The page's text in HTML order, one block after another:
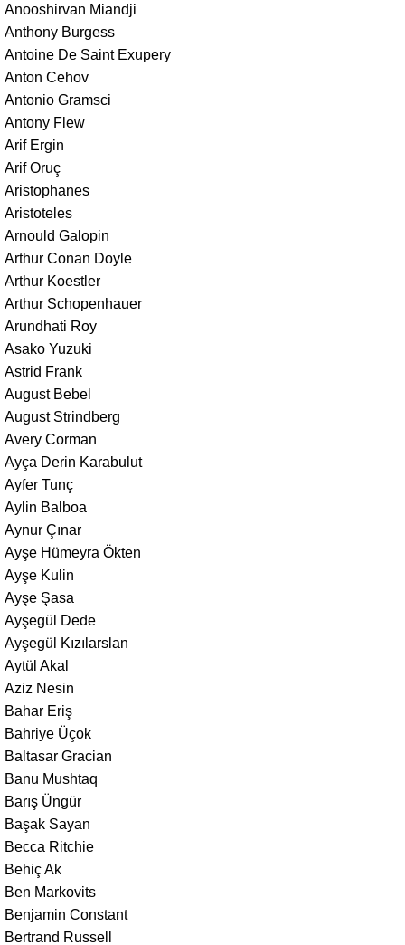
Anooshirvan Miandji
Anthony Burgess
Antoine De Saint Exupery
Anton Cehov
Antonio Gramsci
Antony Flew
Arif Ergin
Arif Oruç
Aristophanes
Aristoteles
Arnould Galopin
Arthur Conan Doyle
Arthur Koestler
Arthur Schopenhauer
Arundhati Roy
Asako Yuzuki
Astrid Frank
August Bebel
August Strindberg
Avery Corman
Ayça Derin Karabulut
Ayfer Tunç
Aylin Balboa
Aynur Çınar
Ayşe Hümeyra Ökten
Ayşe Kulin
Ayşe Şasa
Ayşegül Dede
Ayşegül Kızılarslan
Aytül Akal
Aziz Nesin
Bahar Eriş
Bahriye Üçok
Baltasar Gracian
Banu Mushtaq
Barış Üngür
Başak Sayan
Becca Ritchie
Behiç Ak
Ben Markovits
Benjamin Constant
Bertrand Russell